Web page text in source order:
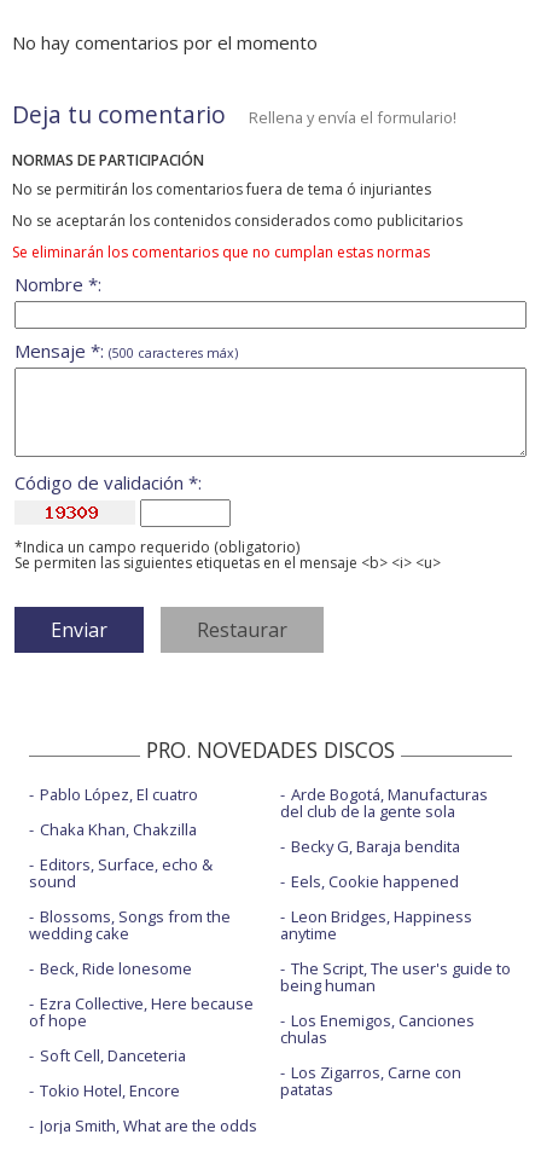
No hay comentarios por el momento
Deja tu comentario Rellena y envía el formulario!
NORMAS DE PARTICIPACIÓN
No se permitirán los comentarios fuera de tema ó injuriantes
No se aceptarán los contenidos considerados como publicitarios
Se eliminarán los comentarios que no cumplan estas normas
Nombre *:
Mensaje *: (500 caracteres máx)
Código de validación *:
*Indica un campo requerido (obligatorio)
Se permiten las siguientes etiquetas en el mensaje <b> <i> <u>
PRO. NOVEDADES DISCOS
Pablo López, El cuatro
Chaka Khan, Chakzilla
Editors, Surface, echo &
sound
Blossoms, Songs from the
wedding cake
Beck, Ride lonesome
Ezra Collective, Here because
of hope
Soft Cell, Danceteria
Tokio Hotel, Encore
Jorja Smith, What are the odds
Arde Bogotá, Manufacturas
del club de la gente sola
Becky G, Baraja bendita
Eels, Cookie happened
Leon Bridges, Happiness
anytime
The Script, The user's guide to
being human
Los Enemigos, Canciones
chulas
Los Zigarros, Carne con
patatas